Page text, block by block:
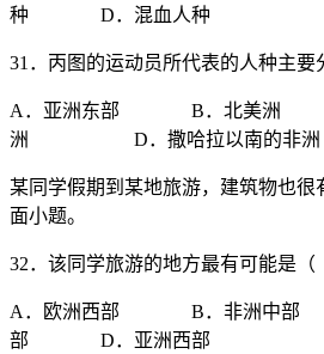
种 D．混血人种
31．丙图的运动员所代表的人种主要
A．亚洲东部 B．北美
洲 D．撒哈拉以南的非洲
某同学假期到某地旅游，建筑物也
面小题。
32．该同学旅游的地方最有可能是（
A．欧洲西部 B．非洲中
部 D．亚洲西部